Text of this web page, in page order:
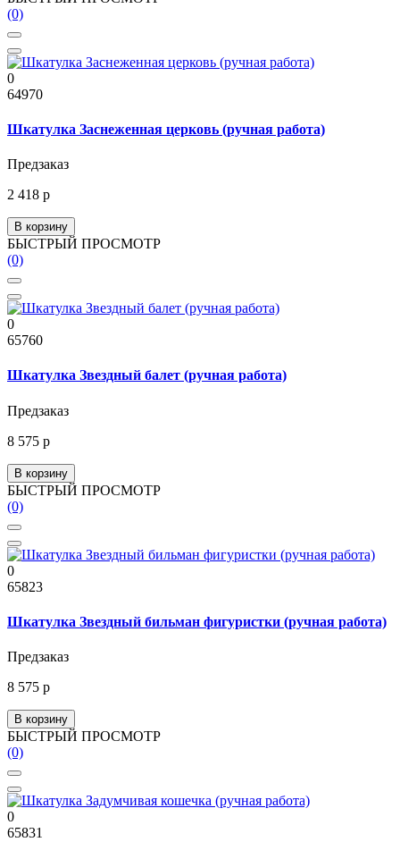
(0)
0
64970
Шкатулка Заснеженная церковь (ручная работа)
Предзаказ
2 418 р
В корзину
БЫСТРЫЙ ПРОСМОТР
(0)
0
65760
Шкатулка Звездный балет (ручная работа)
Предзаказ
8 575 р
В корзину
БЫСТРЫЙ ПРОСМОТР
(0)
0
65823
Шкатулка Звездный бильман фигуристки (ручная работа)
Предзаказ
8 575 р
В корзину
БЫСТРЫЙ ПРОСМОТР
(0)
0
65831